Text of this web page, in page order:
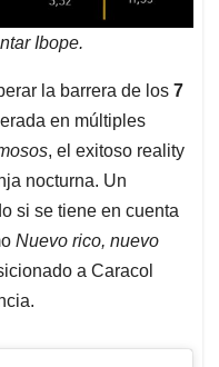
Ibope.
la barrera de los 7
en múltiples
, el exitoso reality
nocturna. Un
si se tiene en cuenta
Nuevo rico, nuevo
a Caracol